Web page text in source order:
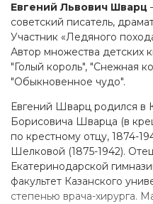
Евгений Львович Шварц
советский писатель,
Участник «Ледяного
Автор множества детских
"Голый король", "Снежная
"Обыкновенное чудо".
Евгений Шварц родился в
Борисовича Шварца (в
по крестному отцу, 1874-
Шелковой (1875-1942).
Екатеринодарской
факультет Казанского
степенью врача-хирурга.